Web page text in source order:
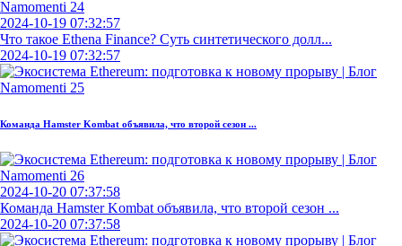
2024-10-19 07:32:57
Что такое Ethena Finance? Суть синтетического долл...
2024-10-19 07:32:57
Команда Hamster Kombat объявила, что второй сезон ...
2024-10-20 07:37:58
Команда Hamster Kombat объявила, что второй сезон ...
2024-10-20 07:37:58